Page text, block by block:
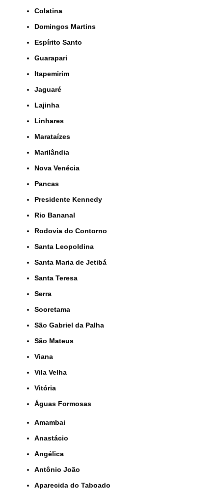
Colatina
Domingos Martins
Espírito Santo
Guarapari
Itapemirim
Jaguaré
Lajinha
Linhares
Marataízes
Marilândia
Nova Venécia
Pancas
Presidente Kennedy
Rio Bananal
Rodovia do Contorno
Santa Leopoldina
Santa Maria de Jetibá
Santa Teresa
Serra
Sooretama
São Gabriel da Palha
São Mateus
Viana
Vila Velha
Vitória
Águas Formosas
Amambai
Anastácio
Angélica
Antônio João
Aparecida do Taboado